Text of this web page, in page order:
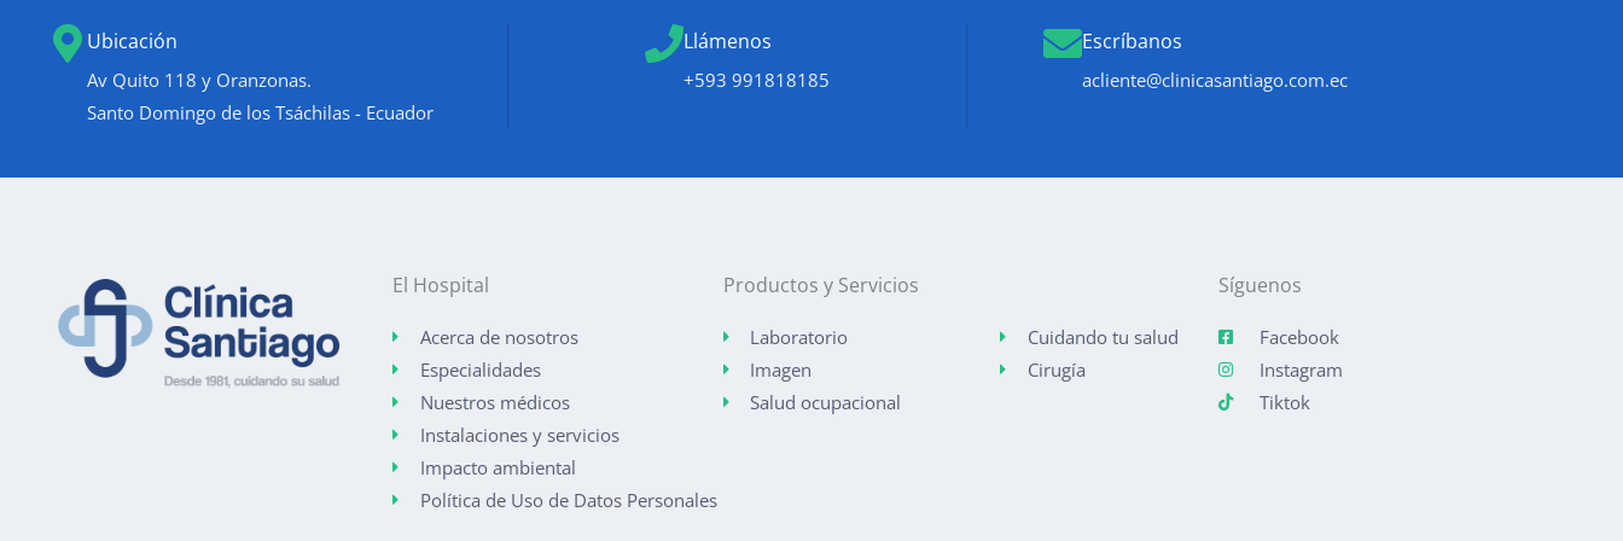
Ubicación
Av Quito 118 y Oranzonas.
Santo Domingo de los Tsáchilas - Ecuador
Llámenos
+593 991818185
Escríbanos
acliente@clinicasantiago.com.ec
El Hospital
Acerca de nosotros
Especialidades
Nuestros médicos
Instalaciones y servicios
Impacto ambiental
Política de Uso de Datos Personales
Productos y Servicios
Laboratorio
Imagen
Salud ocupacional
Cuidando tu salud
Cirugía
Síguenos
Facebook
Instagram
Tiktok